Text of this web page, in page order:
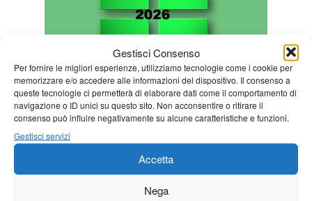
Gestisci Consenso
Per fornire le migliori esperienze, utilizziamo tecnologie come i cookie per
memorizzare e/o accedere alle informazioni del dispositivo. Il consenso a
queste tecnologie ci permetterà di elaborare dati come il comportamento di
navigazione o ID unici su questo sito. Non acconsentire o ritirare il
consenso può influire negativamente su alcune caratteristiche e funzioni.
Gestisci servizi
Accetta
Nega